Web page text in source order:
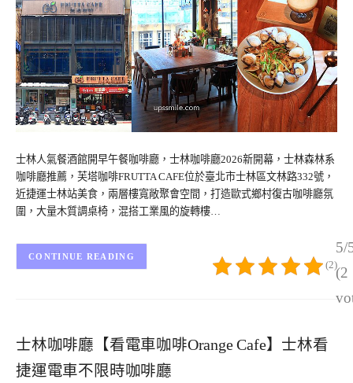
士林人氣餐酒館開早午餐咖啡廳，士林咖啡廳2026新開幕，士林森林系
咖啡廳推薦，芙塔咖啡FRUTTA CAFE位於臺北市士林區文林路332號，
近捷運士林站美食，兩層樓寬敞聚會空間，打造歐式鄉村復古咖啡廳氛
圍，大量木質調桌椅，混搭工業風的旋轉樓…
5/
(2
(2)
CONTINUE READING
士林咖啡廳【看電車咖啡Orange Cafe】士林看
捷運電車不限時咖啡廳